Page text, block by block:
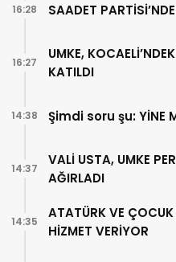
SAADET
16:28
UMKE,
KATILDI
16:27
Şimdi soru şu: YİNE
14:38
VALİ USTA, UMKE
AĞIRLADI
14:37
ATATÜRK VE
HİZMET VERİYOR
14:35